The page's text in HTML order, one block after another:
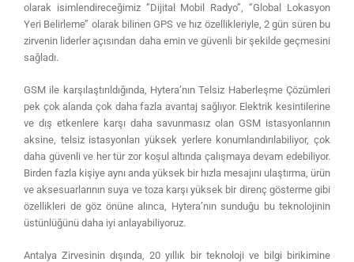
olarak isimlendireceğimiz ‘’Dijital Mobil Radyo’’, ‘’Global Lokasyon
Yeri Belirleme’’ olarak bilinen GPS ve hız özellikleriyle, 2 gün süren bu
zirvenin liderler açısından daha emin ve güvenli bir şekilde geçmesini
sağladı.
GSM ile karşılaştırıldığında, Hytera’nın Telsiz Haberleşme Çözümleri
pek çok alanda çok daha fazla avantaj sağlıyor. Elektrik kesintilerine
ve dış etkenlere karşı daha savunmasız olan GSM istasyonlarının
aksine, telsiz istasyonları yüksek yerlere konumlandırılabiliyor, çok
daha güvenli ve her tür zor koşul altında çalışmaya devam edebiliyor.
Birden fazla kişiye aynı anda yüksek bir hızla mesajını ulaştırma, ürün
ve aksesuarlarının suya ve toza karşı yüksek bir direnç gösterme gibi
özellikleri de göz önüne alınca, Hytera’nın sunduğu bu teknolojinin
üstünlüğünü daha iyi anlayabiliyoruz.
Antalya Zirvesinin dışında, 20 yıllık bir teknoloji ve bilgi birikimine